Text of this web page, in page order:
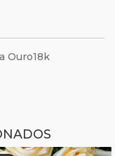
Ouro18k